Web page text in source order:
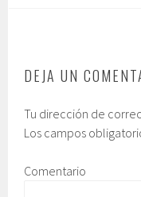
DEJA UN
Tu dirección de
Los campos
Comentario